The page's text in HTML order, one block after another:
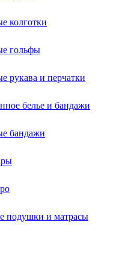
колготки
гольфы
рукава и перчатки
белье и бандажи
бандажи
подушки и матрасы